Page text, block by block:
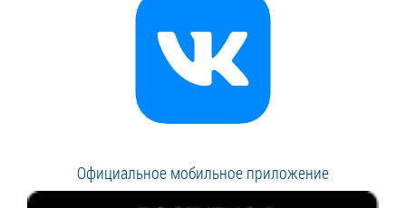
Официальное мобильное приложение